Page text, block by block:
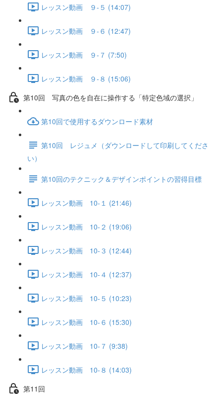
レッスン動画 ９-５ (14:07)
レッスン動画 ９-６ (12:47)
レッスン動画 ９-７ (7:50)
レッスン動画 ９-８ (15:06)
第10回 写真の色を自在に操作する「特定色域の選択」
第10回で使用するダウンロード素材
第10回 レジュメ（ダウンロードして印刷してくださ
い）
第10回のテクニック＆デザインポイントの習得目標
レッスン動画 10-１ (21:46)
レッスン動画 10-２ (19:06)
レッスン動画 10-３ (12:44)
レッスン動画 10-４ (12:37)
レッスン動画 10-５ (10:23)
レッスン動画 10-６ (15:30)
レッスン動画 10-７ (9:38)
レッスン動画 10-８ (14:03)
第11回